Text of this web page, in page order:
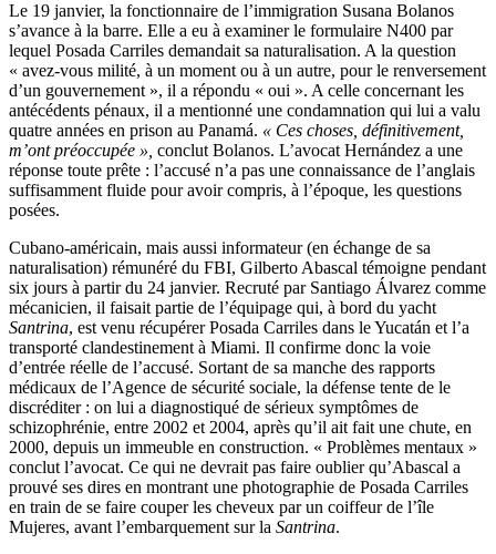
Le 19 janvier, la fonctionnaire de l’immigration Susana Bolanos
s’avance à la barre. Elle a eu à examiner le formulaire N400 par
lequel Posada Carriles demandait sa naturalisation. A la question
« avez-vous milité, à un moment ou à un autre, pour le renversement
d’un gouvernement », il a répondu « oui ». A celle concernant les
antécédents pénaux, il a mentionné une condamnation qui lui a valu
quatre années en prison au Panamá. « Ces choses, définitivement,
m’ont préoccupée », conclut Bolanos. L’avocat Hernández a une
réponse toute prête : l’accusé n’a pas une connaissance de l’anglais
suffisamment fluide pour avoir compris, à l’époque, les questions
posées.
Cubano-américain, mais aussi informateur (en échange de sa
naturalisation) rémunéré du FBI, Gilberto Abascal témoigne pendant
six jours à partir du 24 janvier. Recruté par Santiago Álvarez comme
mécanicien, il faisait partie de l’équipage qui, à bord du yacht
Santrina, est venu récupérer Posada Carriles dans le Yucatán et l’a
transporté clandestinement à Miami. Il confirme donc la voie
d’entrée réelle de l’accusé. Sortant de sa manche des rapports
médicaux de l’Agence de sécurité sociale, la défense tente de le
discréditer : on lui a diagnostiqué de sérieux symptômes de
schizophrénie, entre 2002 et 2004, après qu’il ait fait une chute, en
2000, depuis un immeuble en construction. « Problèmes mentaux »
conclut l’avocat. Ce qui ne devrait pas faire oublier qu’Abascal a
prouvé ses dires en montrant une photographie de Posada Carriles
en train de se faire couper les cheveux par un coiffeur de l’île
Mujeres, avant l’embarquement sur la Santrina.